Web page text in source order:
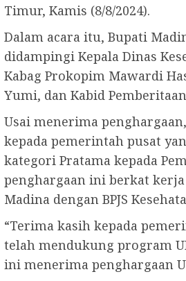
Timur, Kamis (8/8/2024).
Dalam acara itu, Bupati
didampingi Kepala Dinas
Kabag Prokopim Mawardi
Yumi, dan Kabid
Usai menerima
kepada pemerintah pusat
kategori Pratama kepada
penghargaan ini berkat
Madina dengan BPJS
“Terima kasih kepada
telah mendukung program
ini menerima penghargaan